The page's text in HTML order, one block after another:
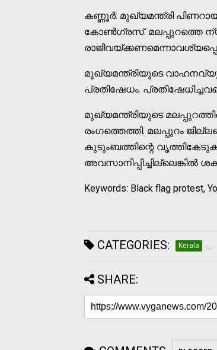
കണ്ണൂര്‍: മുഖ്യമന്ത്രി
കോണ്‍ഗ്രസ്. മലപ്പുറത്തെ
മുഖ്യമന്ത്രിയുടെ
പ്രതിഷേധം.
മുഖ്യമന്ത്രിയുടെ
രംഗത്തെത്തി. മലപ്പുറം
കുടുംബത്തിന്റെ
അവസാനിപ്പിച്ചില്ലെങ്കില്‍
Keywords: Black flag protest,
CATEGORIES: Kerala
SHARE: